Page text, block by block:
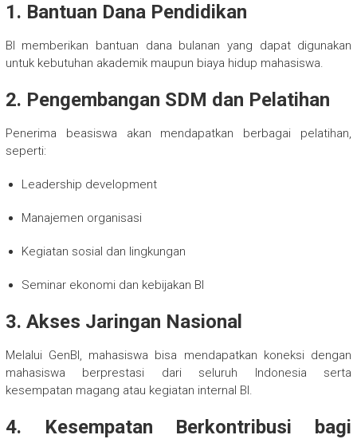
1. Bantuan Dana Pendidikan
BI memberikan bantuan dana bulanan yang dapat digunakan
untuk kebutuhan akademik maupun biaya hidup mahasiswa.
2. Pengembangan SDM dan Pelatihan
Penerima beasiswa akan mendapatkan berbagai pelatihan,
seperti:
Leadership development
Manajemen organisasi
Kegiatan sosial dan lingkungan
Seminar ekonomi dan kebijakan BI
3. Akses Jaringan Nasional
Melalui GenBI, mahasiswa bisa mendapatkan koneksi dengan
mahasiswa berprestasi dari seluruh Indonesia serta
kesempatan magang atau kegiatan internal BI.
4. Kesempatan Berkontribusi bagi